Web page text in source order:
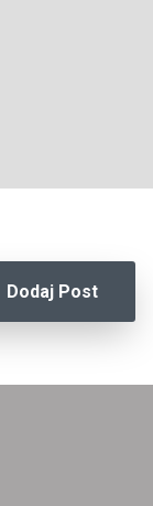
Dodaj Post